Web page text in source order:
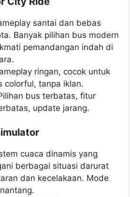
santai dan bebas
Banyak pilihan bus modern
pemandangan indah di
ringan, cocok untuk
colorful, tanpa iklan.
bus terbatas, fitur
update jarang.
cuaca dinamis yang
berbagai situasi darurat
dan kecelakaan. Mode